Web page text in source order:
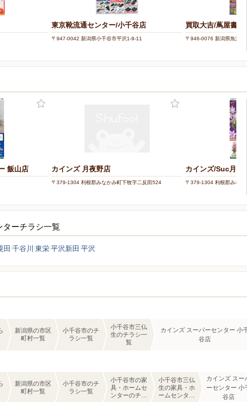
東京靴流通センター/小千谷店
〒947-0042 新潟県小千谷市平沢1-9-11
買取大吉/蔦屋書店
〒946-0076 新潟県魚沼市
飯山店 カインズ 月夜野店
〒379-1304 利根郡みなかみ町下牧字二反田524
カインズ/Suc月夜
〒379-1304 利根郡みなか
ターチラシ一覧
田 千谷川 東栄平沢新田 平沢
新潟県の市区
町村一覧
小千谷市のチ
ラシ一覧
小千谷市三仏
生のチラシ一
覧
カインズ スーパーセンター 小
谷店
新潟県の市区
町村一覧
小千谷市のチ
ラシ一覧
小千谷市の家
具・ホームセ
ンターのチラ
小千谷市三仏
生の家具・ホ
ームセンター
カインズ スー
ーセンター 小
谷店